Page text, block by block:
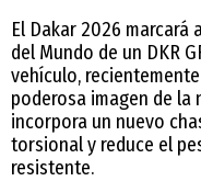
El Dakar 2026 marcará
del Mundo de un DKR
vehículo,
poderosa imagen de la
incorpora un nuevo
torsional y reduce el
resistente.